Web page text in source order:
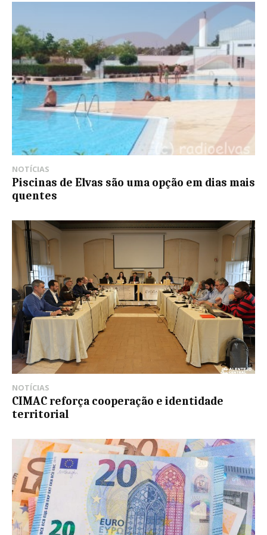
NOTÍCIAS
Piscinas de Elvas são uma opção em dias mais
quentes
NOTÍCIAS
CIMAC reforça cooperação e identidade
territorial